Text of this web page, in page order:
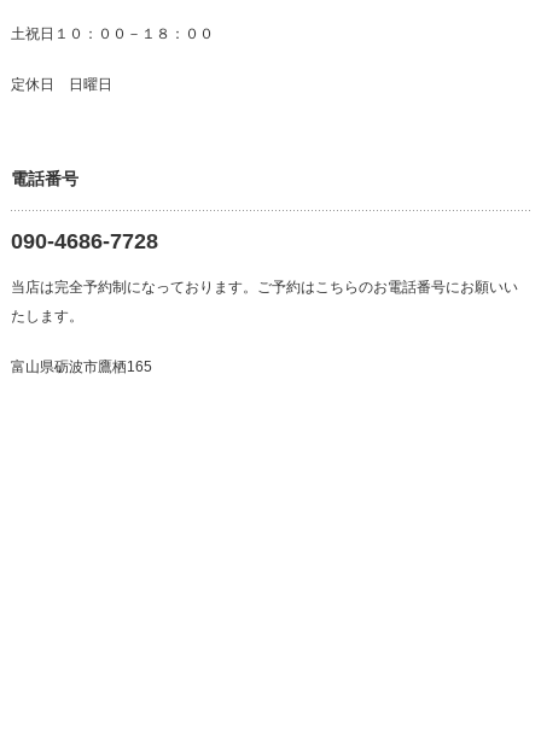
土祝日１０：００－１８：００
定休日 日曜日
電話番号
090-4686-7728
当店は完全予約制になっております。ご予約はこちらのお電話番号にお願いい
たします。
富山県砺波市鷹栖165